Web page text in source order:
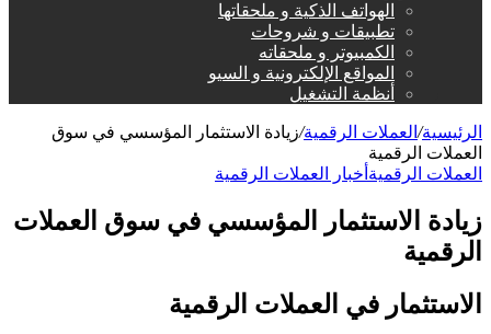
الهواتف الذكية و ملحقاتها
تطبيقات و شروحات
الكمبيوتر و ملحقاته
المواقع الإلكترونية و السيو
أنظمة التشغيل
الرئيسية/ العملات الرقمية/زيادة الاستثمار المؤسسي في سوق
العملات الرقمية
العملات الرقمية أخبار العملات الرقمية
زيادة الاستثمار المؤسسي في سوق العملات
الرقمية
الاستثمار في العملات الرقمية